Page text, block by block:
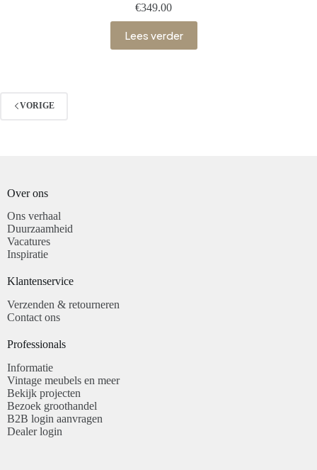
€349.00
Lees verder
VORIGE
Over ons
Ons verhaal
Duurzaamheid
Vacatures
Inspiratie
Klantenservice​
Verzenden & retourneren
Contact ons
Professionals​
Informatie
Vintage meubels en meer
Bekijk projecten
Bezoek groothandel
B2B login aanvragen
Dealer login